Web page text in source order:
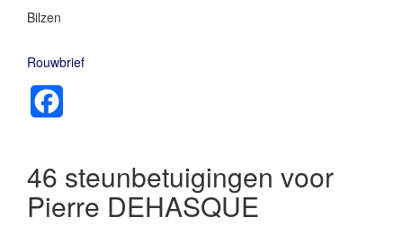
Bilzen
Rouwbrief
46 steunbetuigingen voor
Pierre DEHASQUE